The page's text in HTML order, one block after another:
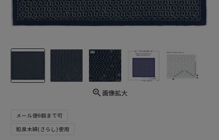
画像拡大
メール便6個まで可
和泉木綿(さらし)使用